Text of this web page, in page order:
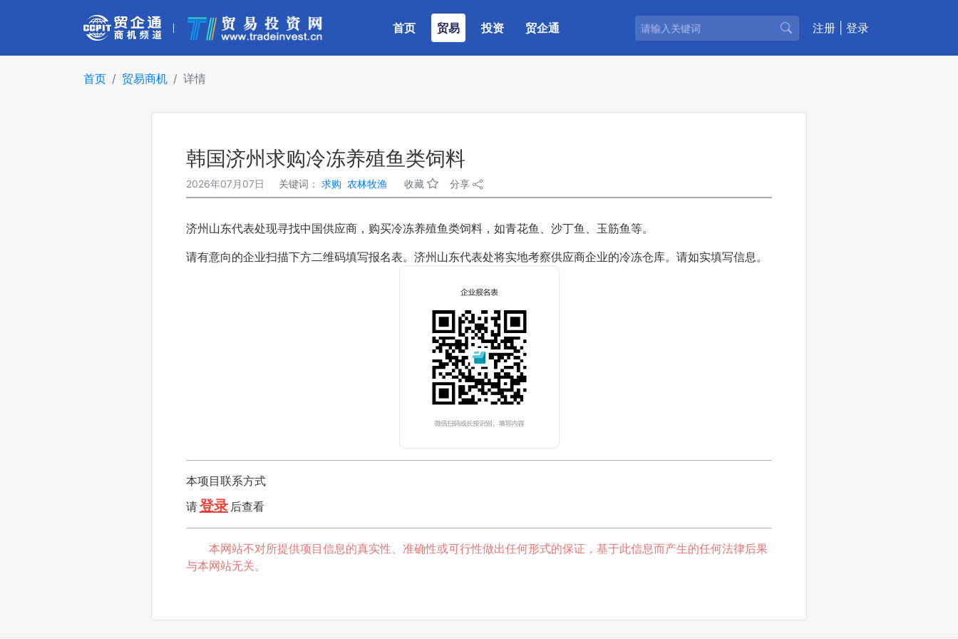
首页(current)
贸易 投资 贸企通 注册 登录
首页 贸易商机 详情
韩国济州求购冷冻养殖鱼类饲料
2026年07月07日 关键词： 求购 农林牧渔 收藏 分享
济州山东代表处现寻找中国供应商，购买冷冻养殖鱼类饲料，如青花鱼、沙丁鱼、玉筋鱼等。
请有意向的企业扫描下方二维码填写报名表。济州山东代表处将实地考察供应商企业的冷冻仓库。请如实填写信息。
本项目联系方式
请登录 后查看
本网站不对所提供项目信息的真实性、准确性或可行性做出任何形式的保证，基于此信息而产生的任何法律后果
与本网站无关。